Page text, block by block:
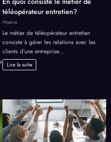
téléopérateur entretien?
Maeva
Le métier de téléopérateur entretien
consiste à gérer les relations avec les
clients d’une entreprise…
Lire la suite